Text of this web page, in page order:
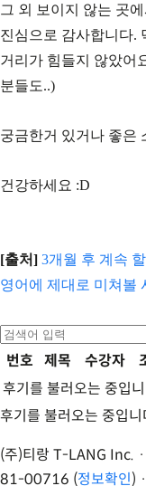
그 외 보이지 않는 곳
진심으로 감사합니다.
거리가 힘들지 않았어
분들도..)
궁금한거 있거나 좋은
건강하세요 :D
[출처] 3개월 후 계속
영어에 제대로 미쳐볼
번호 제목 수강자
후기를 불러오는 중입
후기를 불러오는 중입니
(주)티랑 T-LANG Inc.
81-00716 (정보확인)